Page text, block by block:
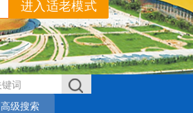
进入适老模式
高级搜索